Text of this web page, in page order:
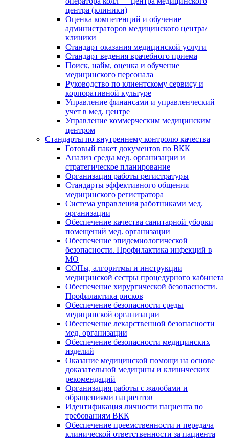
центра (клиники)
Оценка компетенций и обучение
администраторов медицинского центра/
клиники
Стандарт оказания медицинской услуги
Стандарт ведения врачебного приема
Поиск, найм, оценка и обучение
медицинского персонала
Руководство по клиентскому сервису и
корпоративной культуре
Управление финансами и управленческий
учет в мед. центре
Управление коммерческим медицинским
центром
Стандарты по внутреннему контролю качества
Готовый пакет документов по ВКК
Анализ среды мед. организации и
стратегическое планирование
Организация работы регистратуры
Стандарты эффективного общения
медицинского регистратора
Система управления работниками мед.
организации
Обеспечение качества санитарной уборки
помещений мед. организации
Обеспечение эпидемиологической
безопасности. Профилактика инфекций в
МО
СОПы, алгоритмы и инструкции
медицинской сестры процедурного кабинета
Обеспечение хирургической безопасности.
Профилактика рисков
Обеспечение безопасности среды
медицинской организации
Обеспечение лекарственной безопасности
мед. организации
Обеспечение безопасности медицинских
изделий
Оказание медицинской помощи на основе
доказательной медицины и клинических
рекомендаций
Организация работы с жалобами и
обращениями пациентов
Идентификация личности пациента по
требованиям ВКК
Обеспечение преемственности и передача
клинической ответственности за пациента